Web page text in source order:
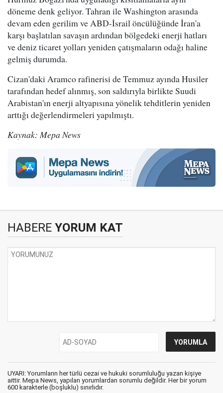
döneme denk geliyor. Tahran ile Washington arasında
devam eden gerilim ve ABD-İsrail öncülüğünde İran'a
karşı başlatılan savaşın ardından bölgedeki enerji hatları
ve deniz ticaret yolları yeniden çatışmaların odağı haline
gelmiş durumda.
Cizan'daki Aramco rafinerisi de Temmuz ayında Husiler
tarafından hedef alınmış, son saldırıyla birlikte Suudi
Arabistan'ın enerji altyapısına yönelik tehditlerin yeniden
arttığı değerlendirmeleri yapılmıştı.
Kaynak: Mepa News
HABERE YORUM KAT
UYARI: Yorumların her türlü cezai ve hukuki sorumluluğu yazan kişiye
aittir. Mepa News, yapılan yorumlardan sorumlu değildir. Her bir yorum
600 karakterle (boşluklu) sınırlıdır.